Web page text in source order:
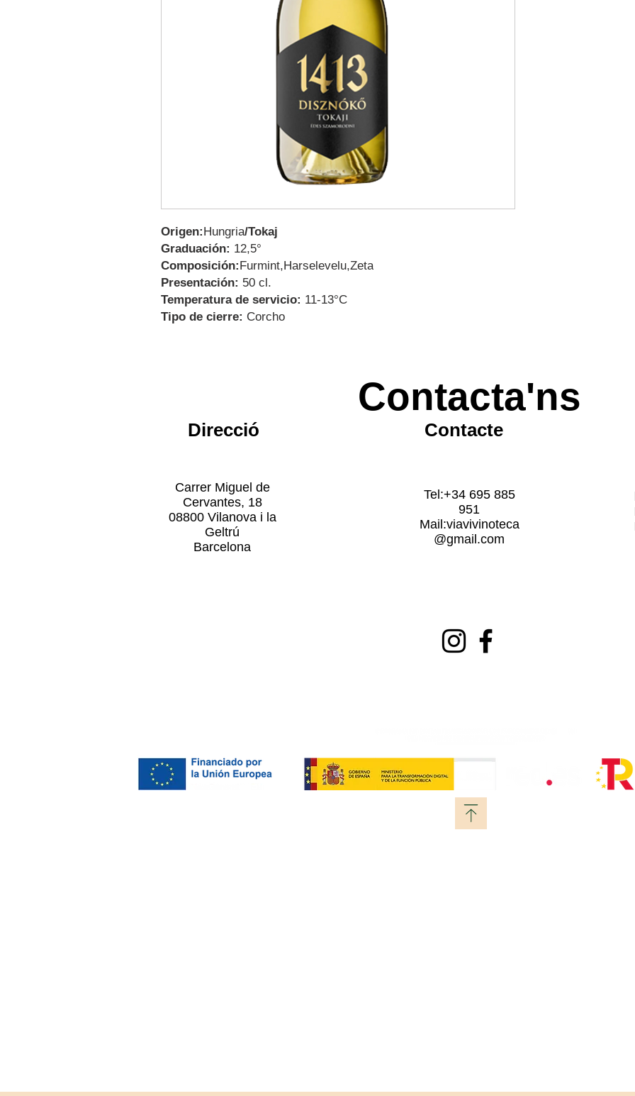
Origen: Hungria/Tokaj
Graduación: 12,5°
Composición: Furmint,Harselevelu,Zeta
Presentación: 50 cl.
Temperatura de servicio: 11-13°C
Tipo de cierre: Corcho
Contacta'ns
Direcció
Carrer Miguel de
Cervantes, 18
08800 Vilanova i la
Geltrú
Barcelona
Contacte
Tel:+34 695 885
951
Mail:viavivinoteca
@gmail.com